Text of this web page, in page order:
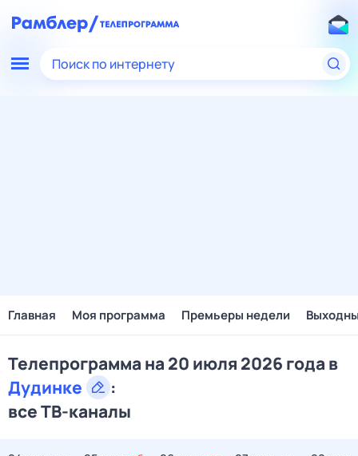
Поиск по интернету
Главная Моя программа Премьеры недели
Телепрограмма на 20 июля 2026 года в
Дудинке
:
все ТВ-каналы